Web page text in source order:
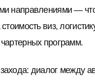
направлениями —
виз,
программ.
диалог между